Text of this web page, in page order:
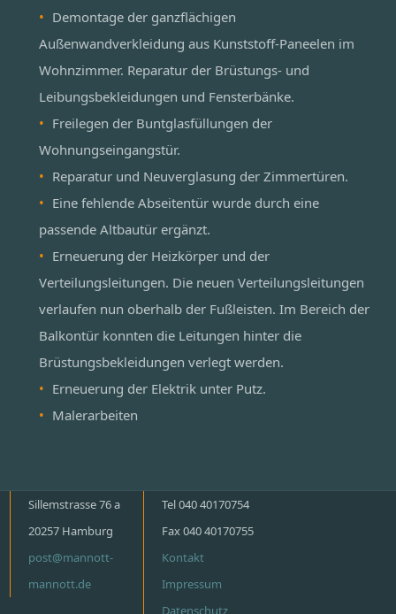
Demontage der ganzflächigen
Außenwandverkleidung aus Kunststoff-Paneelen im
Wohnzimmer. Reparatur der Brüstungs- und
Leibungsbekleidungen und Fensterbänke.
Freilegen der Buntglasfüllungen der
Wohnungseingangstür.
Reparatur und Neuverglasung der Zimmertüren.
Eine fehlende Abseitentür wurde durch eine
passende Altbautür ergänzt.
Erneuerung der Heizkörper und der
Verteilungsleitungen. Die neuen Verteilungsleitungen
verlaufen nun oberhalb der Fußleisten. Im Bereich der
Balkontür konnten die Leitungen hinter die
Brüstungsbekleidungen verlegt werden.
Erneuerung der Elektrik unter Putz.
Malerarbeiten
Sillemstrasse 76 a
20257 Hamburg
post@mannott-
mannott.de
Tel 040 40170754
Fax 040 40170755
Kontakt
Impressum
Datenschutz